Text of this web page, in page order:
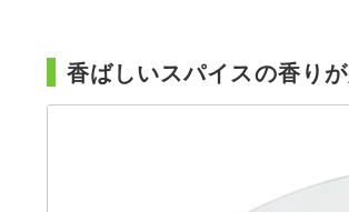
香ばしいスパイスの香り